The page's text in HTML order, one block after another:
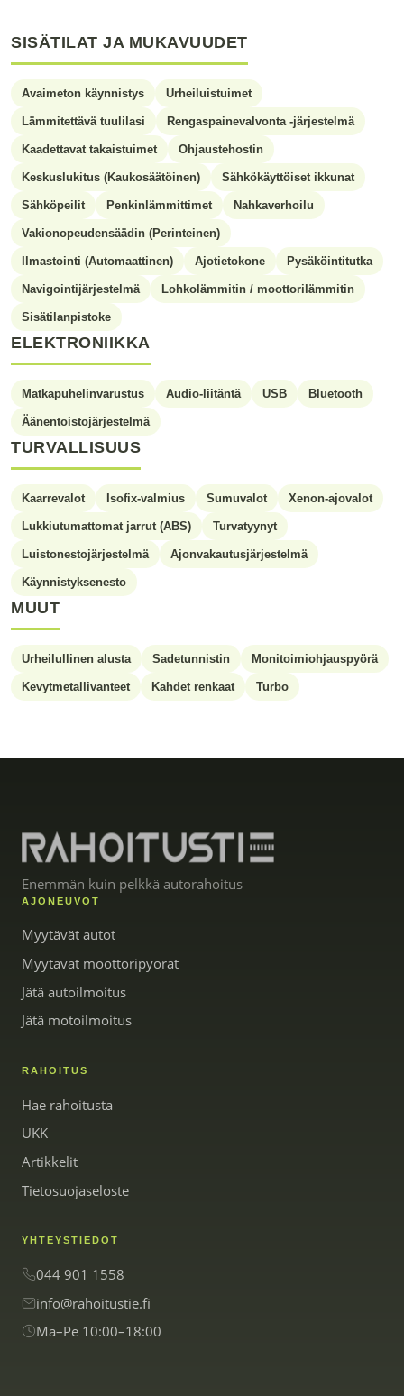
SISÄTILAT JA MUKAVUUDET
Avaimeton käynnistys Urheiluistuimet
Lämmitettävä tuulilasi Rengaspainevalvonta -järjestelmä
Kaadettavat takaistuimet Ohjaustehostin
Keskuslukitus (Kaukosäätöinen) Sähkökäyttöiset ikkunat
Sähköpeilit Penkinlämmittimet Nahkaverhoilu
Vakionopeudensäädin (Perinteinen)
Ilmastointi (Automaattinen) Ajotietokone Pysäköintitutka
Navigointijärjestelmä Lohkolämmitin / moottorilämmitin
Sisätilanpistoke
ELEKTRONIIKKA
Matkapuhelinvarustus Audio-liitäntä USB Bluetooth
Äänentoistojärjestelmä
TURVALLISUUS
Kaarrevalot Isofix-valmius Sumuvalot Xenon-ajovalot
Lukkiutumattomat jarrut (ABS) Turvatyynyt
Luistonestojärjestelmä Ajonvakautusjärjestelmä
Käynnistyksenesto
MUUT
Urheilullinen alusta Sadetunnistin Monitoimiohjauspyörä
Kevytmetallivanteet Kahdet renkaat Turbo
Enemmän kuin pelkkä autorahoitus
AJONEUVOT
Myytävät autot
Myytävät moottoripyörät
Jätä autoilmoitus
Jätä motoilmoitus
RAHOITUS
Hae rahoitusta
UKK
Artikkelit
Tietosuojaseloste
YHTEYSTIEDOT
044 901 1558
info@rahoitustie.fi
Ma–Pe 10:00–18:00